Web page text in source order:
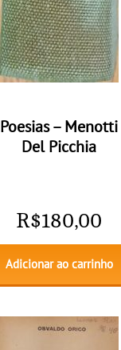
Poesias – Menotti
Del Picchia
R$180,00
Adicionar ao carrinho